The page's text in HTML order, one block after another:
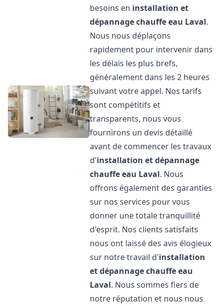
besoins en installation et
dépannage chauffe eau Laval.
Nous nous déplaçons
rapidement pour intervenir dans
les délais les plus brefs,
généralement dans les 2 heures
suivant votre appel. Nos tarifs
sont compétitifs et
transparents, nous vous
fournirons un devis détaillé
avant de commencer les travaux
d'installation et dépannage
chauffe eau Laval. Nous
offrons également des garanties
sur nos services pour vous
donner une totale tranquillité
d'esprit. Nos clients satisfaits
nous ont laissé des avis élogieux
sur notre travail d'installation
et dépannage chauffe eau
Laval. Nous sommes fiers de
notre réputation et nous nous